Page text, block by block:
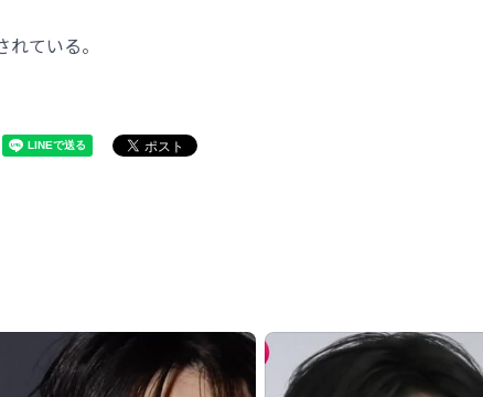
ている。